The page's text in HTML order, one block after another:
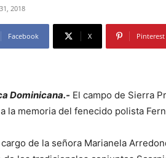
2018
Facebook X Pinterest
Dominicana.- El campo de Sierra
la memoria del fenecido polista
de la señora Marianela